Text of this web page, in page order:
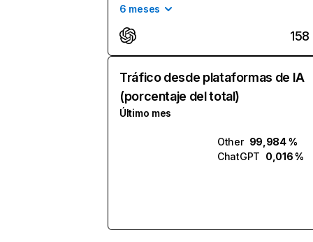
6 meses
158
Tráfico desde plataformas de IA
(porcentaje del total)
Último mes
Other 99,984 %
ChatGPT 0,016 %